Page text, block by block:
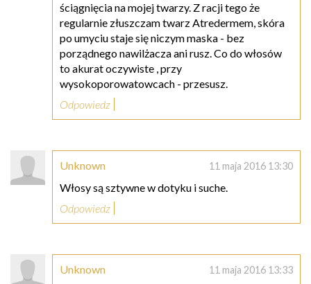
ściągnięcia na mojej twarzy. Z racji tego że
regularnie złuszczam twarz Atredermem, skóra
po umyciu staje się niczym maska - bez
porządnego nawilżacza ani rusz. Co do włosów
to akurat oczywiste , przy
wysokoporowatowcach - przesusz.
Odpowiedz
Unknown 11 maja 2016 13:30
Włosy są sztywne w dotyku i suche.
Odpowiedz
Unknown 11 maja 2016 13:33